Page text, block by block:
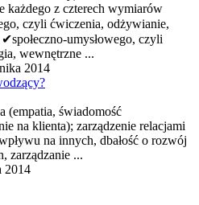
każdego z czterech wymiarów
czyli ćwiczenia, odżywianie,
umysłowego, czyli
wewnętrzne ...
2014
(empatia, świadomość
na klienta); zarządzenie relacjami
na innych, dbałość o rozwój
zarządzanie ...
2014